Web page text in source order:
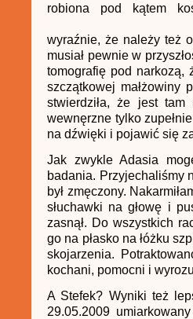
robiona pod kątem
wyraźnie, że należy też
musiał pewnie w
tomografię pod narkozą,
szczątkowej małżowiny
stwierdziła, że jest
wewnęrzne tylko
na dźwięki i pojawić się
Jak zwykle Adasia
badania. Przyjechaliśmy
był zmęczony.
słuchawki na głowę i
zasnął. Do wszystkich
go na płasko na łóżku
skojarzenia.
kochani, pomocni i
A Stefek? Wyniki też
29.05.2009